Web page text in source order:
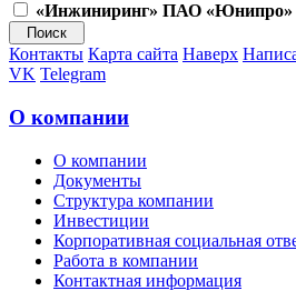
«Инжиниринг» ПАО «Юнипро»
Контакты Карта сайта Наверх
VK Telegram
О компании
О компании
Документы
Структура компании
Инвестиции
Корпоративная социальная
Работа в компании
Контактная информация